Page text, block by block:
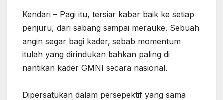
Kendari – ‎Pagi itu, tersiar kabar baik ke setiap
penjuru, dari sabang sampai merauke. Sebuah
angin segar bagi kader, sebab momentum
itulah yang dirindukan bahkan paling di
nantikan kader GMNI secara nasional.
‎Dipersatukan dalam persepektif yang sama